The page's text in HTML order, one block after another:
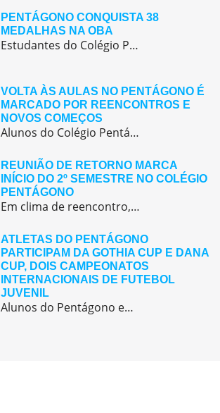
PENTÁGONO CONQUISTA 38
MEDALHAS NA OBA
Estudantes do Colégio Pentágono conquistam excelente resultado na Olimpíada Brasileira de Astronomia e Astronáutica (OBA) 2025, somando 38 medalhas.
VOLTA ÀS AULAS NO PENTÁGONO É
MARCADO POR REENCONTROS E
NOVOS COMEÇOS
Alunos do Colégio Pentágono retornaram às aulas trazendo o entusiasmo dos reencontros e o desejo de seguir aprendendo com significado.
REUNIÃO DE RETORNO MARCA
INÍCIO DO 2º SEMESTRE NO COLÉGIO
PENTÁGONO
Em clima de reencontro, a equipe pedagógica participou da abertura do semestre letivo com treinamentos e simulação de emergência
ATLETAS DO PENTÁGONO
PARTICIPAM DA GOTHIA CUP E DANA
CUP, DOIS CAMPEONATOS
INTERNACIONAIS DE FUTEBOL
JUVENIL
Alunos do Pentágono embarcaram para a Europa, onde participaram de duas das maiores competições internacionais de futebol juvenil